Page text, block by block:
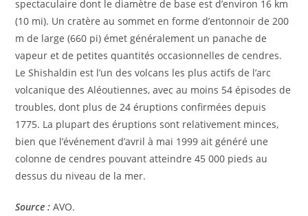
spectaculaire dont le diamètre de base est d’environ 16 km
(10 mi). Un cratère au sommet en forme d’entonnoir de 200
m de large (660 pi) émet généralement un panache de
vapeur et de petites quantités occasionnelles de cendres.
Le Shishaldin est l’un des volcans les plus actifs de l’arc
volcanique des Aléoutiennes, avec au moins 54 épisodes de
troubles, dont plus de 24 éruptions confirmées depuis
1775. La plupart des éruptions sont relativement minces,
bien que l’événement d’avril à mai 1999 ait généré une
colonne de cendres pouvant atteindre 45 000 pieds au
dessus du niveau de la mer.
Source : AVO.